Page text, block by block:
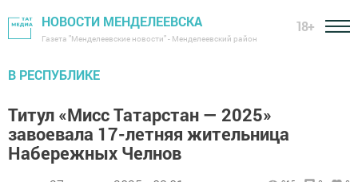
НОВОСТИ МЕНДЕЛЕЕВСКА
Газета "Менделеевские новости" - Менделеевский район
18+
В РЕСПУБЛИКЕ
Титул «Мисс Татарстан — 2025»
завоевала 17-летняя жительница
Набережных Челнов